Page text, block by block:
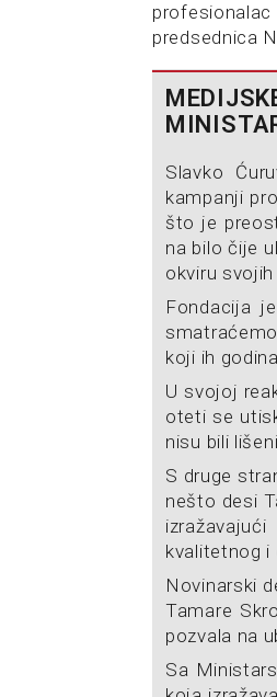
profesionalac
predsednica
Slavko
kampanji
što je
na bilo čije
okviru
Fondacija
koji ih
U svojoj
oteti se
nisu bili
S druge
nešto desi
kvalitetnog i
Novinarski
Tamare
pozvala na
Sa